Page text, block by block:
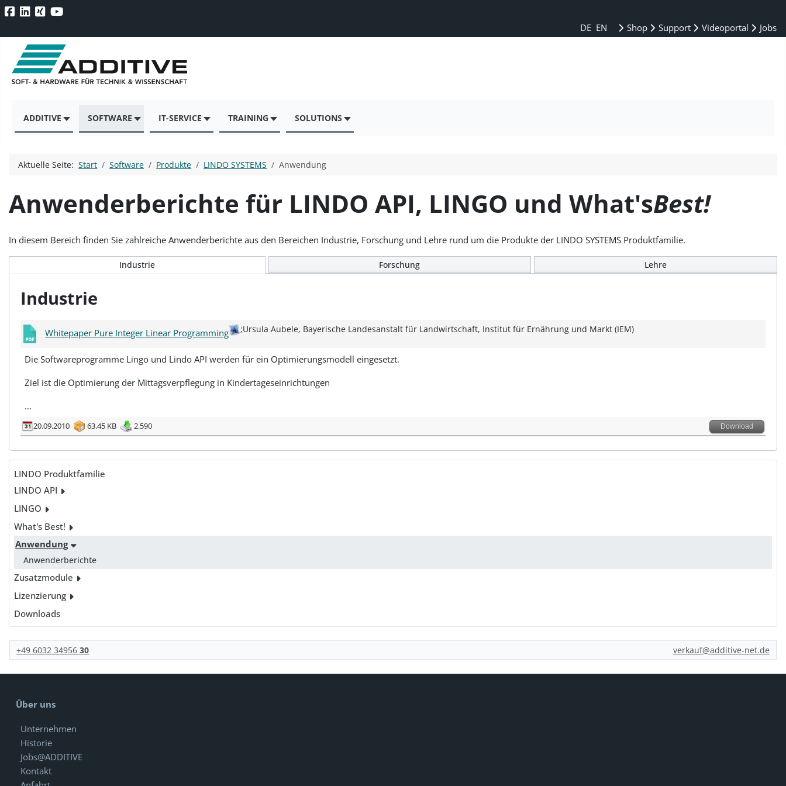
DE EN Shop Support Videoportal Jobs
ADDITIVE SOFTWARE IT-SERVICE TRAINING SOLUTIONS
LINDO Produktfamilie
LINDO API
LINGO
What's Best!
Anwendung
Anwenderberichte
Zusatzmodule
Lizenzierung
Downloads
+49 6032 3495630 verkauf@additive-net.de
Aktuelle Seite:Start Software Produkte LINDO SYSTEMS Anwendung
Anwenderberichte für LINDO API, LINGO und What'sBest!
In diesem Bereich finden Sie zahlreiche Anwenderberichte aus den Bereichen Industrie, Forschung und Lehre rund um die Produkte der LINDO SYSTEMS Produktfamilie.
Industrie Forschung Lehre
Industrie
Whitepaper Pure Integer Linear Programming ;Ursula Aubele, Bayerische Landesanstalt für Landwirtschaft, Institut für Ernährung und Markt (IEM)
Die Softwareprogramme Lingo und Lindo API werden für ein Optimierungsmodell eingesetzt.
Ziel ist die Optimierung der Mittagsverpflegung in Kindertageseinrichtungen
...
20.09.2010 63.45 KB 2.590 Download
Über uns
Unternehmen
Historie
Jobs@ADDITIVE
Kontakt